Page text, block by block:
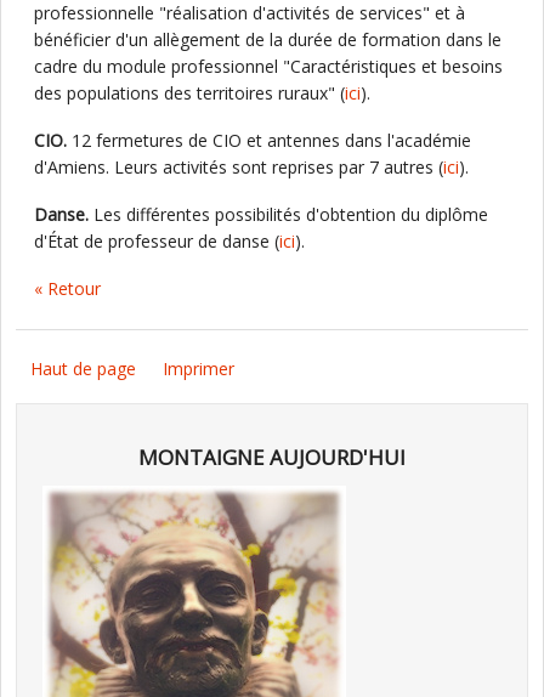
professionnelle "réalisation d'activités de services" et à
bénéficier d'un allègement de la durée de formation dans le
cadre du module professionnel "Caractéristiques et besoins
des populations des territoires ruraux" (ici).
CIO. 12 fermetures de CIO et antennes dans l'académie
d'Amiens. Leurs activités sont reprises par 7 autres (ici).
Danse. Les différentes possibilités d'obtention du diplôme
d'État de professeur de danse (ici).
« Retour
Haut de page Imprimer
MONTAIGNE AUJOURD'HUI